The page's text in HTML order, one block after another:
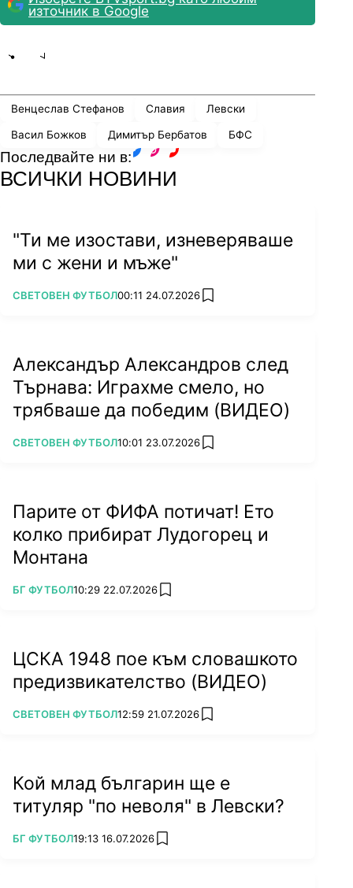
източник в Google
Венцеслав Стефанов Славия Левски
Васил Божков Димитър Бербатов БФС
Последвайте ни в:
ВСИЧКИ НОВИНИ
"Ти ме изостави, изневеряваше
ми с жени и мъже"
ПОВЕЧЕ ОТ
СВЕТОВЕН ФУТБОЛ00:11 24.07.2026 add favorites
Александър Александров след
Търнава: Играхме смело, но
трябваше да победим (ВИДЕО)
ПОВЕЧЕ ОТ
СВЕТОВЕН ФУТБОЛ10:01 23.07.2026 add favorites
Парите от ФИФА потичат! Ето
колко прибират Лудогорец и
Монтана
ПОВЕЧЕ ОТ
БГ ФУТБОЛ10:29 22.07.2026 add favorites
ЦСКА 1948 пое към словашкото
предизвикателство (ВИДЕО)
ПОВЕЧЕ ОТ
СВЕТОВЕН ФУТБОЛ12:59 21.07.2026 add favorites
Кой млад българин ще е
титуляр "по неволя" в Левски?
ПОВЕЧЕ ОТ
БГ ФУТБОЛ19:13 16.07.2026 add favorites